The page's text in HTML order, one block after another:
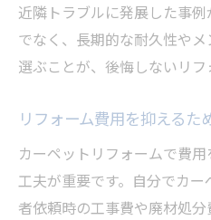
近隣トラブルに発展した事
でなく、長期的な耐久性や
選ぶことが、後悔しないリフ
リフォーム費用を抑える
カーペットリフォームで費
工夫が重要です。自分でカ
者依頼時の工事費や廃材処分